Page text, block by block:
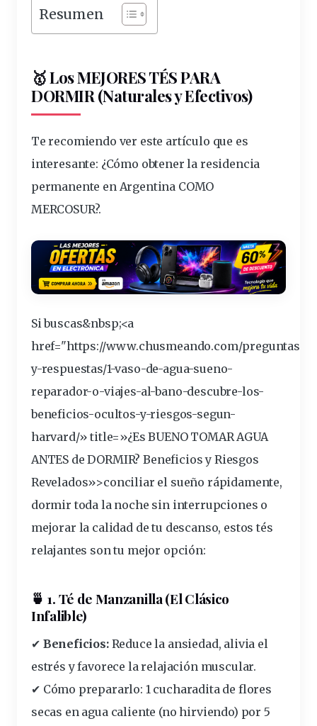
Resumen
🥇 Los MEJORES TÉS PARA
DORMIR (Naturales y Efectivos)
Te recomiendo ver este artículo que es
interesante: ¿Cómo obtener la residencia
permanente en Argentina COMO
MERCOSUR?.
Si buscas&nbsp;<a
href="https://www.chusmeando.com/preguntas-
y-respuestas/1-vaso-de-agua-sueno-
reparador-o-viajes-al-bano-descubre-los-
beneficios-ocultos-y-riesgos-segun-
harvard/» title=»¿Es BUENO TOMAR AGUA
ANTES de DORMIR? Beneficios y Riesgos
Revelados»>conciliar el sueño rápidamente,
dormir toda la noche sin interrupciones o
mejorar la calidad de tu descanso, estostés
relajantes son tu mejor opción:
🍵 1. Té de Manzanilla (El Clásico
Infalible)
✔ Beneficios:Reduce la ansiedad, alivia el
estrés y favorece la relajación muscular.
✔ Cómo prepararlo: 1 cucharadita de flores
secas en agua caliente (nohirviendo) por 5